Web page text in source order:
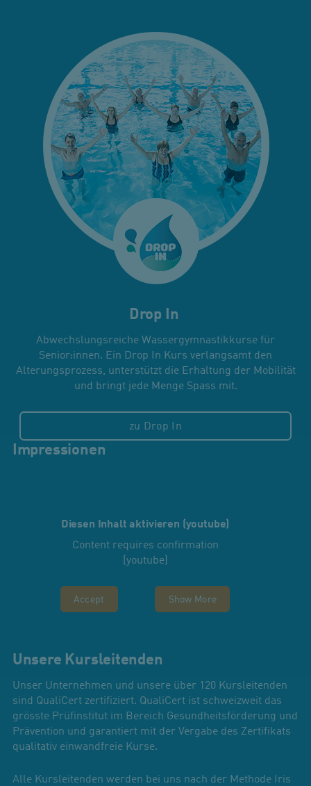
Drop In
Abwechslungsreiche Wassergymnastikkurse für
Senior:innen. Ein Drop In Kurs verlangsamt den
Alterungsprozess, unterstützt die Erhaltung der Mobilität
und bringt jede Menge Spass mit.
zu Drop In
Impressionen
Diesen Inhalt aktivieren (youtube)
Content requires confirmation
(youtube)
Accept Show More
Unsere Kursleitenden
Unser Unternehmen und unsere über 120 Kursleitenden
sind QualiCert zertifiziert. QualiCert ist schweizweit das
grösste Prüfinstitut im Bereich Gesundheitsförderung und
Prävention und garantiert mit der Vergabe des Zertifikats
qualitativ einwandfreie Kurse.
Alle Kursleitenden werden bei uns nach der Methode Iris